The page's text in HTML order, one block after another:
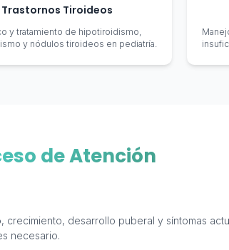
Trastornos Tiroideos
y tratamiento de hipotiroidismo,
y nódulos tiroideos en pediatría.
de Atención
crecimiento, desarrollo puberal y síntomas
necesario.